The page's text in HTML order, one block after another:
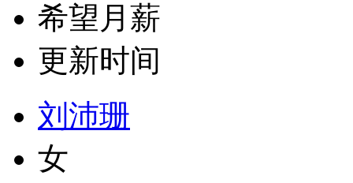
希望月薪
更新时间
刘沛珊
女